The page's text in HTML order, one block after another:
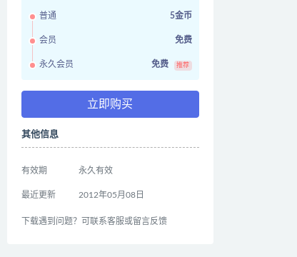
普通 5金币
会员 免费
永久会员 免费 推荐
立即购买
其他信息
有效期 永久有效
最近更新 2012年05月08日
下载遇到问题？可联系客服或留言反馈